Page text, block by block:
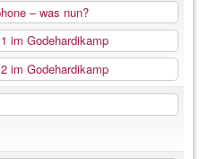
– was nun?
im Godehardikamp
im Godehardikamp